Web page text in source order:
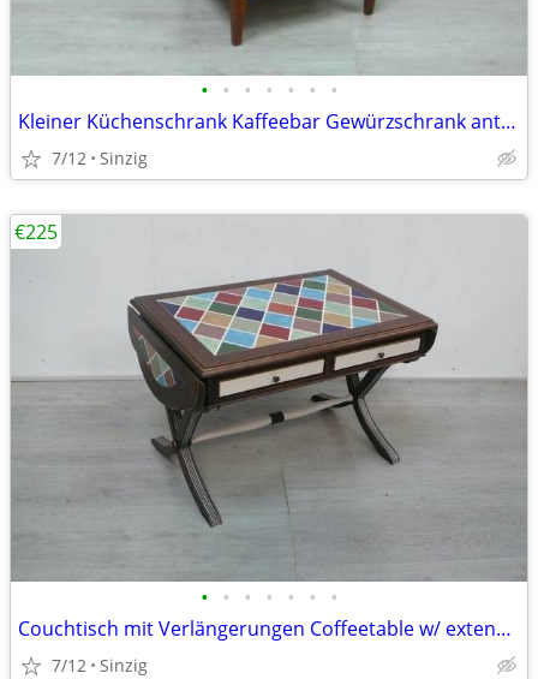
• • • • • • •
Kleiner Küchenschrank Kaffeebar Gewürzschrank antik handbemalt
7/12 Sinzig
• • • • • • •
Couchtisch mit Verlängerungen Coffeetable w/ extension Engl Antik Stil
7/12 Sinzig
€225